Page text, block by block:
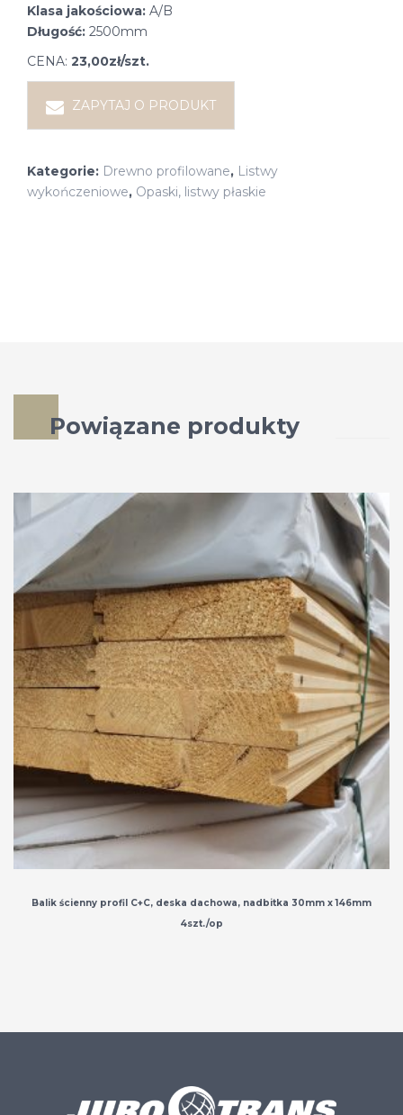
Klasa jakościowa: A/B
Długość: 2500mm
CENA: 23,00zł/szt.
ZAPYTAJ O PRODUKT
Kategorie: Drewno profilowane, Listwy
wykończeniowe, Opaski, listwy płaskie
Powiązane produkty
Balik ścienny profil C+C, deska dachowa, nadbitka 30mm x 146mm
4szt./op